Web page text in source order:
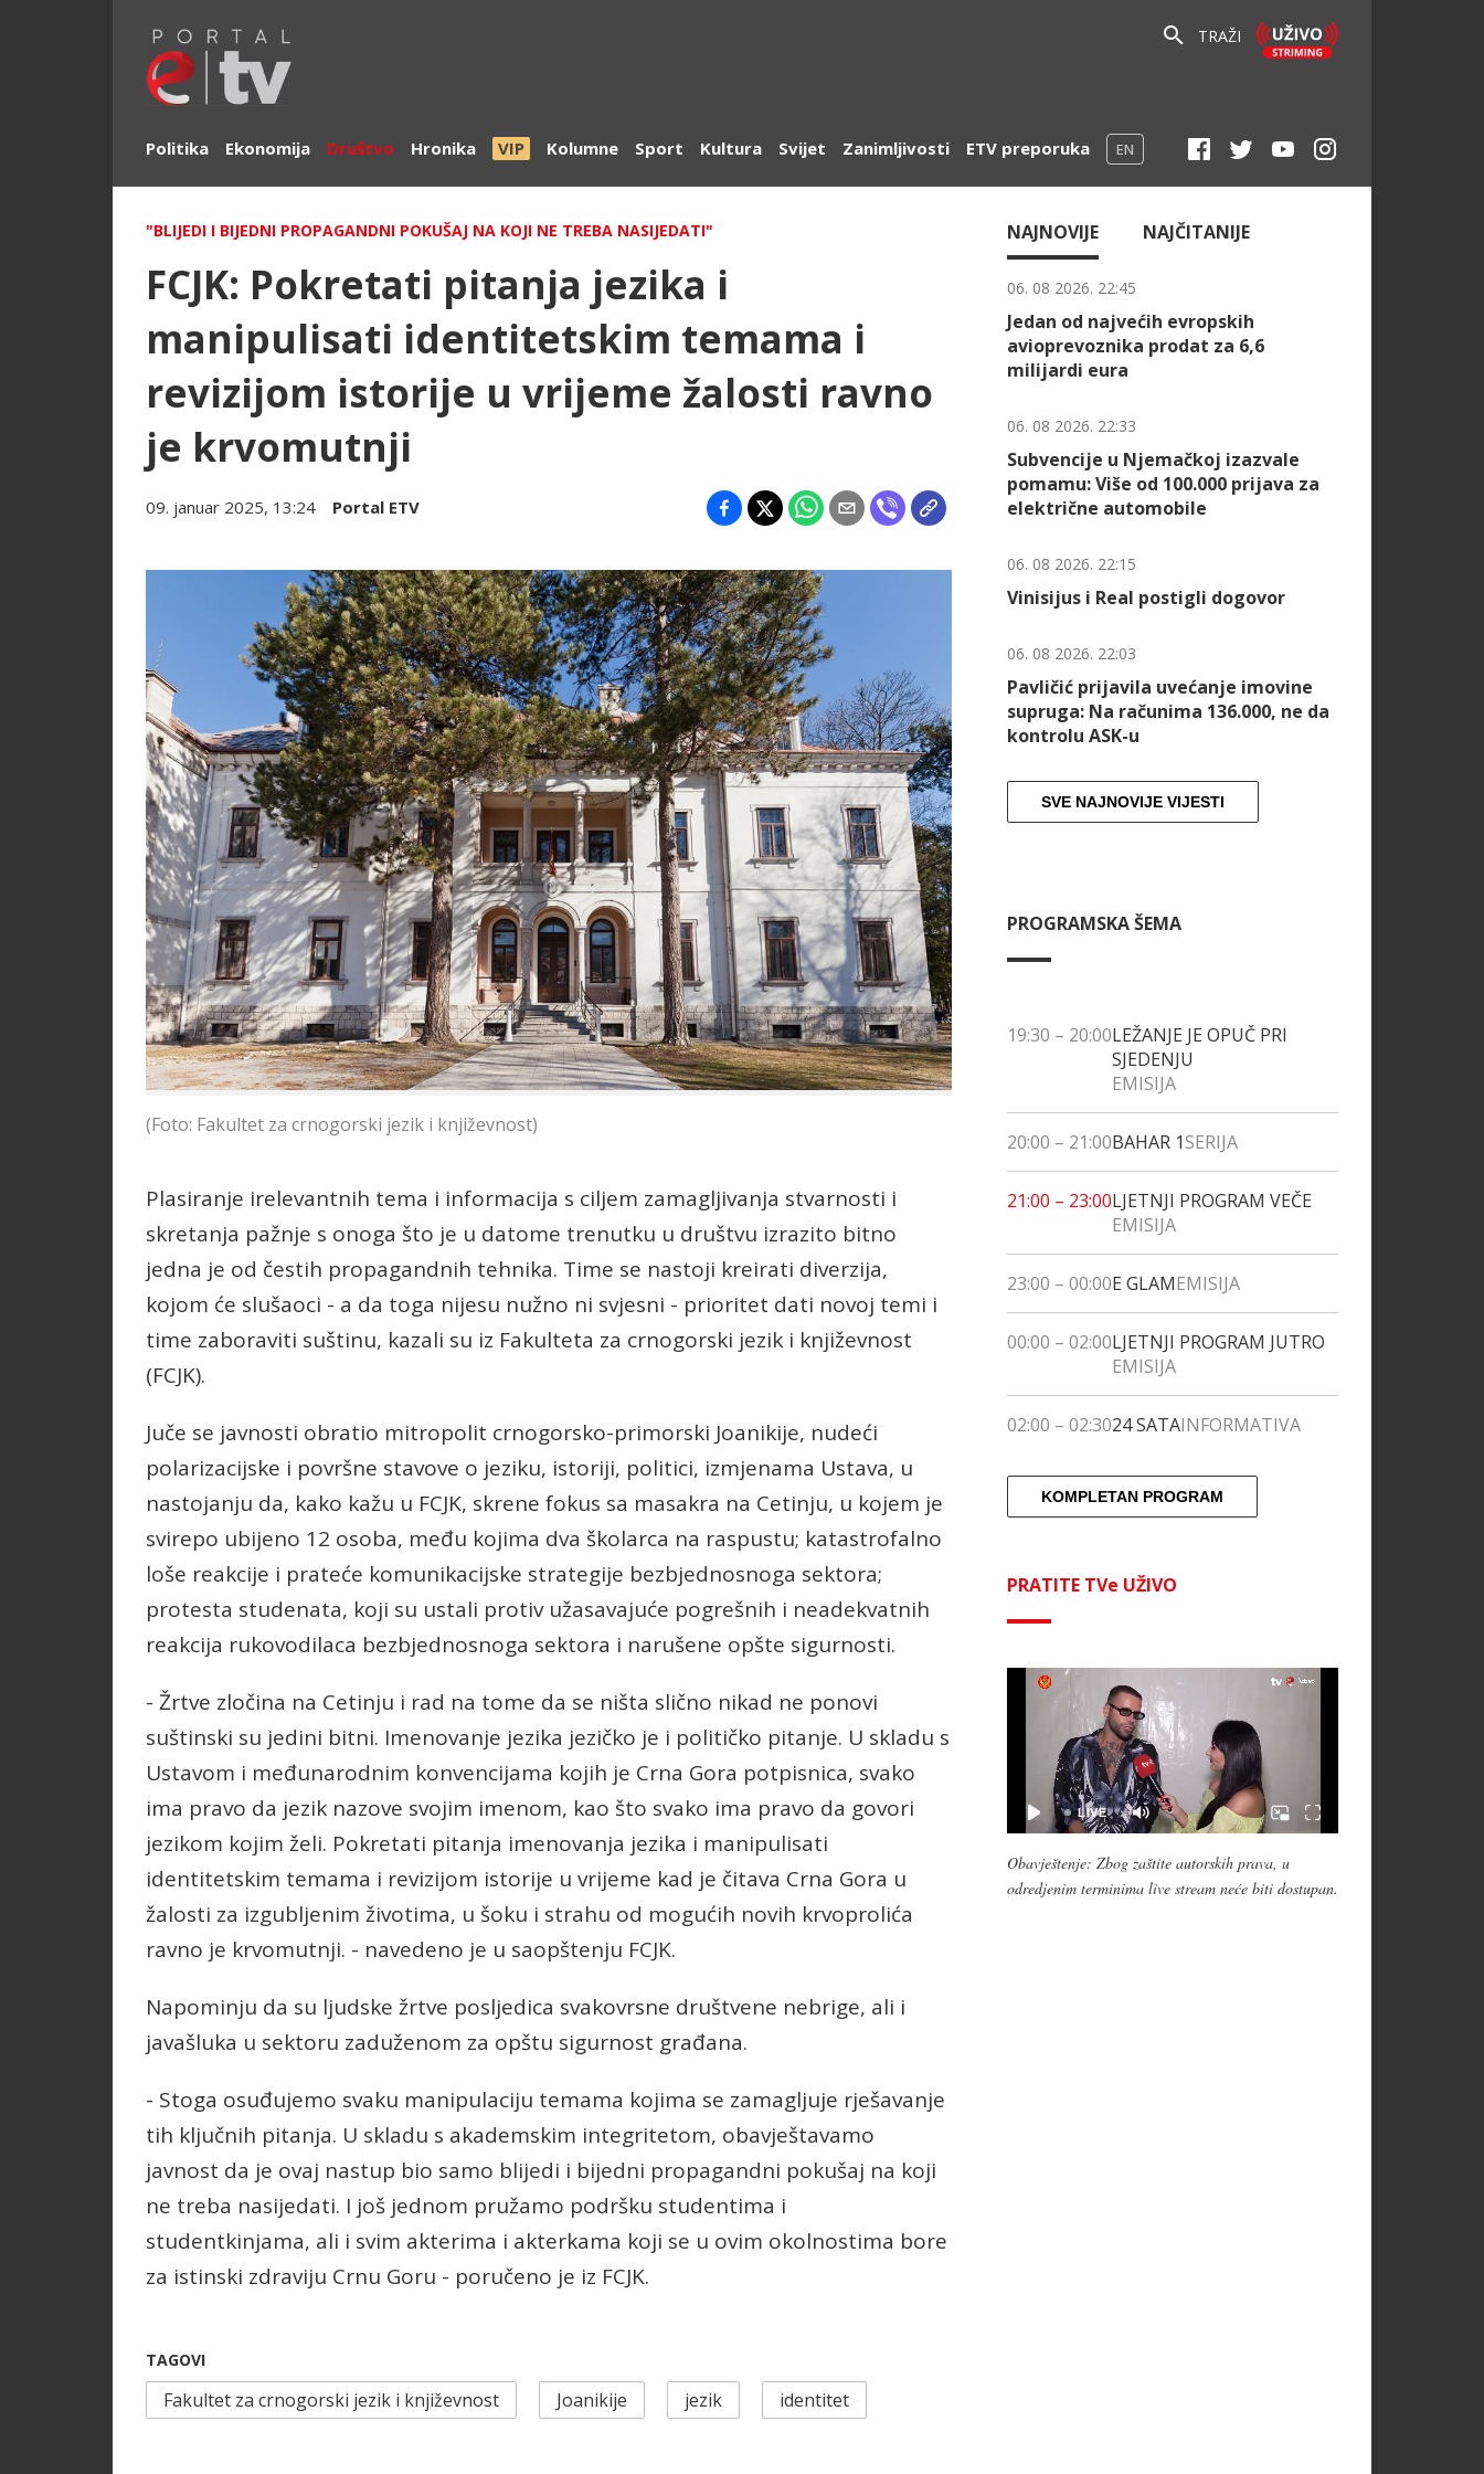
TRAŽI
Politika Ekonomija Društvo Hronika VIP Kolumne Sport Kultura Svijet Zanimljivosti ETV preporuka EN
"BLIJEDI I BIJEDNI PROPAGANDNI POKUŠAJ NA KOJI NE TREBA NASIJEDATI"
FCJK: Pokretati pitanja jezika i
manipulisati identitetskim temama i
revizijom istorije u vrijeme žalosti ravno
je krvomutnji
09. januar 2025, 13:24 Portal ETV
(Foto: Fakultet za crnogorski jezik i književnost)
Plasiranje irelevantnih tema i informacija s ciljem zamagljivanja stvarnosti i
skretanja pažnje s onoga što je u datome trenutku u društvu izrazito bitno
jedna je od čestih propagandnih tehnika. Time se nastoji kreirati diverzija,
kojom će slušaoci - a da toga nijesu nužno ni svjesni - prioritet dati novoj temi i
time zaboraviti suštinu, kazali su iz Fakulteta za crnogorski jezik i književnost
(FCJK).
Juče se javnosti obratio mitropolit crnogorsko-primorski Joanikije, nudeći
polarizacijske i površne stavove o jeziku, istoriji, politici, izmjenama Ustava, u
nastojanju da, kako kažu u FCJK, skrene fokus sa masakra na Cetinju, u kojem je
svirepo ubijeno 12 osoba, među kojima dva školarca na raspustu; katastrofalno
loše reakcije i prateće komunikacijske strategije bezbjednosnoga sektora;
protesta studenata, koji su ustali protiv užasavajuće pogrešnih i neadekvatnih
reakcija rukovodilaca bezbjednosnoga sektora i narušene opšte sigurnosti.
- Žrtve zločina na Cetinju i rad na tome da se ništa slično nikad ne ponovi
suštinski su jedini bitni. Imenovanje jezika jezičko je i političko pitanje. U skladu s
Ustavom i međunarodnim konvencijama kojih je Crna Gora potpisnica, svako
ima pravo da jezik nazove svojim imenom, kao što svako ima pravo da govori
jezikom kojim želi. Pokretati pitanja imenovanja jezika i manipulisati
identitetskim temama i revizijom istorije u vrijeme kad je čitava Crna Gora u
žalosti za izgubljenim životima, u šoku i strahu od mogućih novih krvoprolića
ravno je krvomutnji. - navedeno je u saopštenju FCJK.
Napominju da su ljudske žrtve posljedica svakovrsne društvene nebrige, ali i
javašluka u sektoru zaduženom za opštu sigurnost građana.
- Stoga osuđujemo svaku manipulaciju temama kojima se zamagljuje rješavanje
tih ključnih pitanja. U skladu s akademskim integritetom, obavještavamo
javnost da je ovaj nastup bio samo blijedi i bijedni propagandni pokušaj na koji
ne treba nasijedati. I još jednom pružamo podršku studentima i
studentkinjama, ali i svim akterima i akterkama koji se u ovim okolnostima bore
za istinski zdraviju Crnu Goru - poručeno je iz FCJK.
TAGOVI
Fakultet za crnogorski jezik i književnost Joanikije jezik identitet
NAJNOVIJE NAJČITANIJE
06. 08 2026. 22:45
Jedan od najvećih evropskih
avioprevoznika prodat za 6,6
milijardi eura
06. 08 2026. 22:33
Subvencije u Njemačkoj izazvale
pomamu: Više od 100.000 prijava za
električne automobile
06. 08 2026. 22:15
Vinisijus i Real postigli dogovor
06. 08 2026. 22:03
Pavličić prijavila uvećanje imovine
supruga: Na računima 136.000, ne da
kontrolu ASK-u
SVE NAJNOVIJE VIJESTI
PROGRAMSKA ŠEMA
19:30 – 20:00LEŽANJE JE OPUČ PRI
SJEDENJU
EMISIJA
20:00 – 21:00BAHAR 1SERIJA
21:00 – 23:00LJETNJI PROGRAM VEČE
EMISIJA
23:00 – 00:00E GLAMEMISIJA
00:00 – 02:00LJETNJI PROGRAM JUTRO
EMISIJA
02:00 – 02:3024 SATAINFORMATIVA
KOMPLETAN PROGRAM
PRATITE TVe UŽIVO
Obavještenje: Zbog zaštite autorskih prava, u
odredjenim terminima live stream neće biti dostupan.